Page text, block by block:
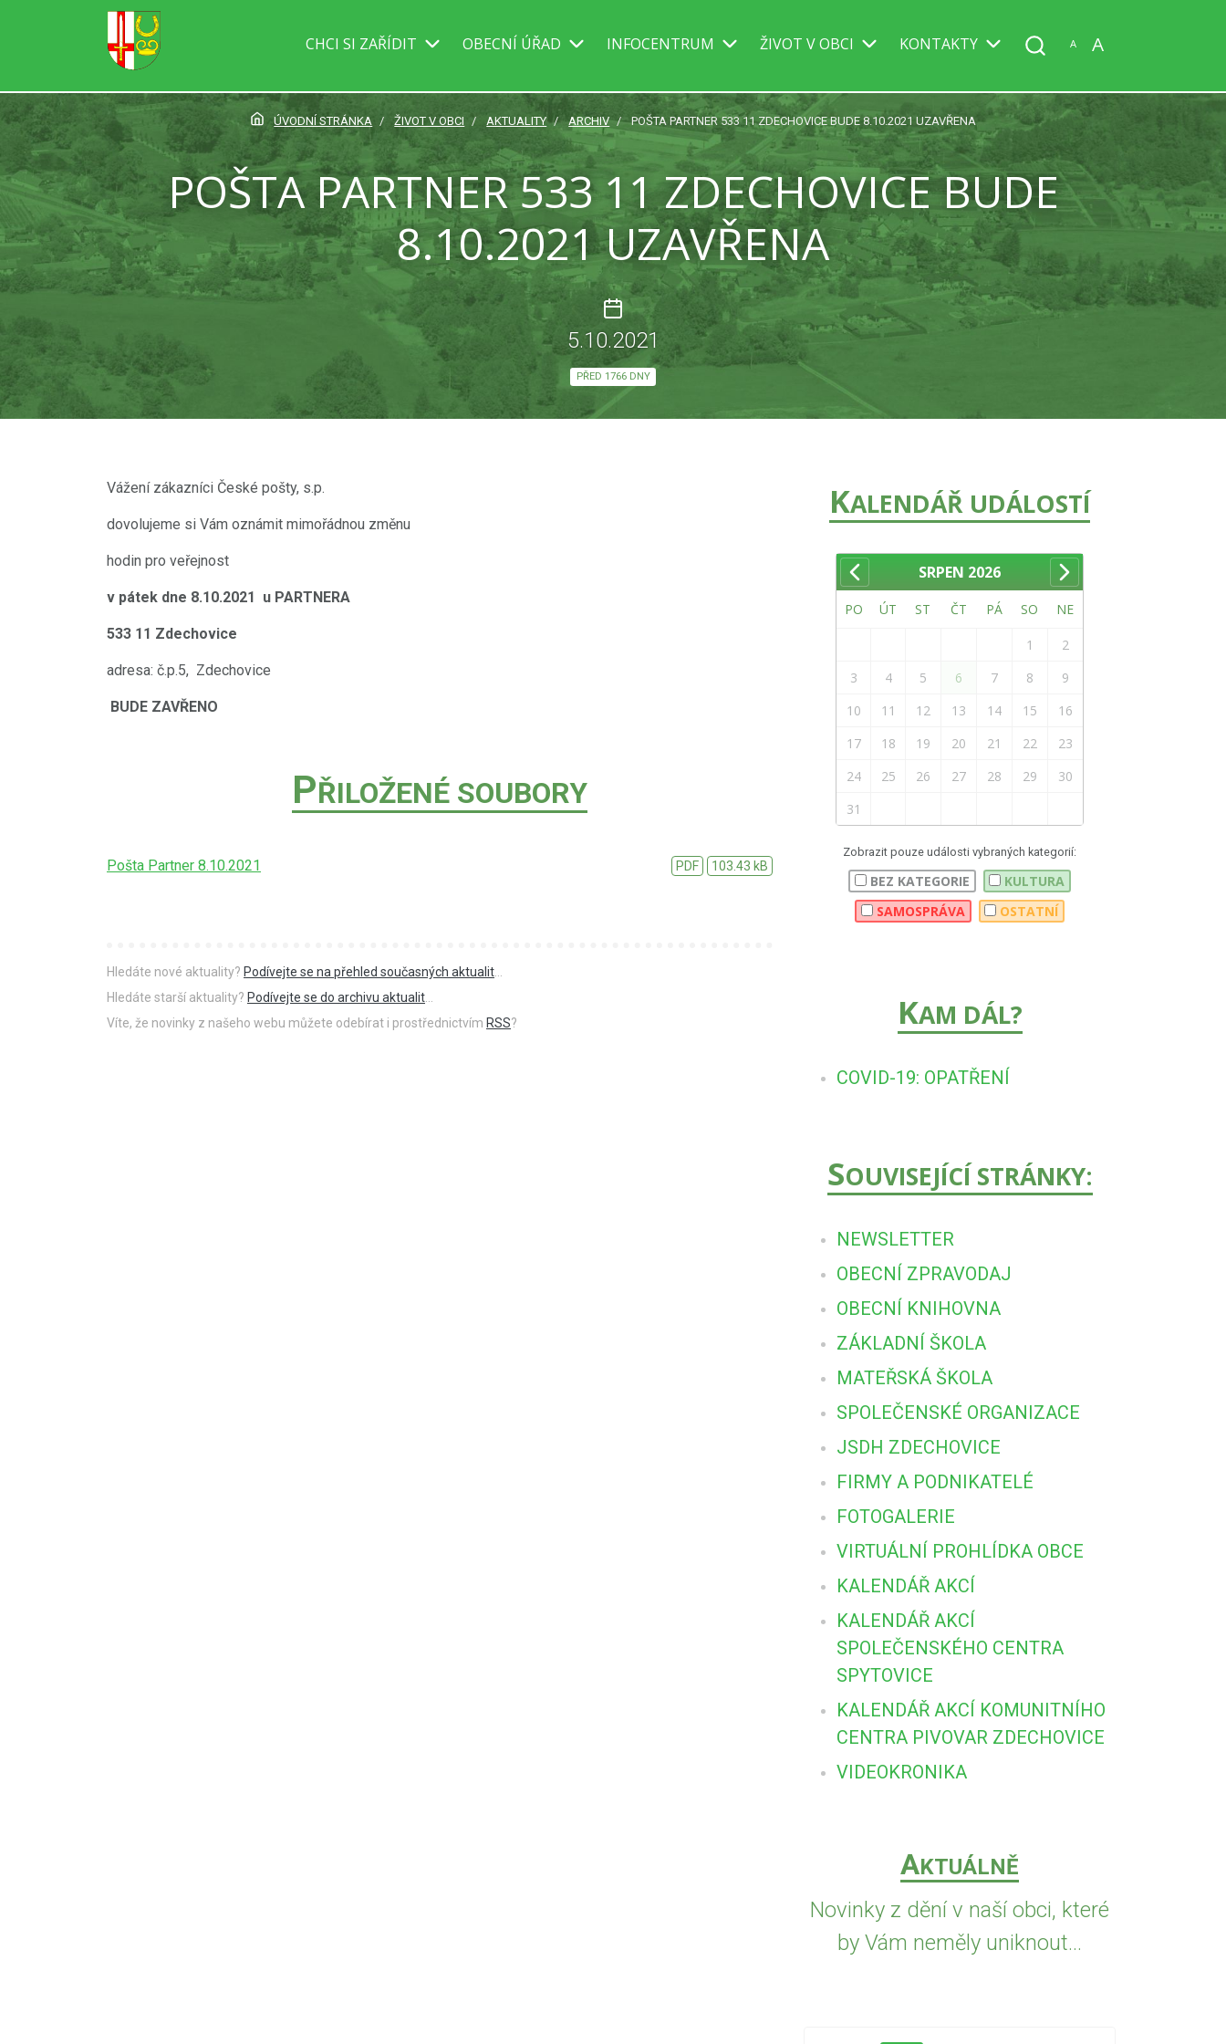
CHCI SI ZAŘÍDIT OBECNÍ ÚŘAD INFOCENTRUM ŽIVOT V OBCI KONTAKTY A A
ÚVODNÍ STRÁNKA ŽIVOT V OBCI AKTUALITY ARCHIV POŠTA PARTNER 533 11 ZDECHOVICE BUDE 8.10.2021 UZAVŘENA
POŠTA PARTNER 533 11 ZDECHOVICE BUDE
8.10.2021 UZAVŘENA
5.10.2021
PŘED 1766 DNY
Vážení zákazníci České pošty, s.p.
dovolujeme si Vám oznámit mimořádnou změnu
hodin pro veřejnost
v pátek dne 8.10.2021 u PARTNERA
533 11 Zdechovice
adresa: č.p.5, Zdechovice
BUDE ZAVŘENO
PŘILOŽENÉ SOUBORY
Pošta Partner 8.10.2021 PDF 103.43 kB
Hledáte nové aktuality? Podívejte se na přehled současných aktualit
Hledáte starší aktuality? Podívejte se do archivu aktualit
Víte, že novinky z našeho webu můžete odebírat i prostřednictvím RSS?
KALENDÁŘ UDÁLOSTÍ
SRPEN 2026
PO ÚT ST ČT PÁ SO NE
1
2
3
4 5 6 7 8
9
10
11 12 13 14 15
16
17
18 19 20 21 22
23
24
25 26 27 28 29
30
31
Zobrazit pouze události vybraných kategorií:
BEZ KATEGORIE
KULTURA
SAMOSPRÁVA
OSTATNÍ
KAM DÁL?
COVID-19: OPATŘENÍ
SOUVISEJÍCÍ STRÁNKY:
NEWSLETTER
OBECNÍ ZPRAVODAJ
OBECNÍ KNIHOVNA
ZÁKLADNÍ ŠKOLA
MATEŘSKÁ ŠKOLA
SPOLEČENSKÉ ORGANIZACE
JSDH ZDECHOVICE
FIRMY A PODNIKATELÉ
FOTOGALERIE
VIRTUÁLNÍ PROHLÍDKA OBCE
KALENDÁŘ AKCÍ
KALENDÁŘ AKCÍ
SPOLEČENSKÉHO CENTRA
SPYTOVICE
KALENDÁŘ AKCÍ KOMUNITNÍHO
CENTRA PIVOVAR ZDECHOVICE
VIDEOKRONIKA
AKTUÁLNĚ
Novinky z dění v naší obci, které
by Vám neměly uniknout...